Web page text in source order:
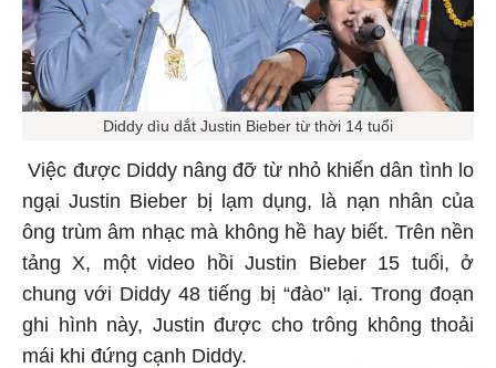
Diddy dìu dắt Justin Bieber từ thời 14 tuổi
Việc được Diddy nâng đỡ từ nhỏ khiến dân tình lo
ngại Justin Bieber bị lạm dụng, là nạn nhân của
ông trùm âm nhạc mà không hề hay biết. Trên nền
tảng X, một video hồi Justin Bieber 15 tuổi, ở
chung với Diddy 48 tiếng bị “đào" lại. Trong đoạn
ghi hình này, Justin được cho trông không thoải
mái khi đứng cạnh Diddy.